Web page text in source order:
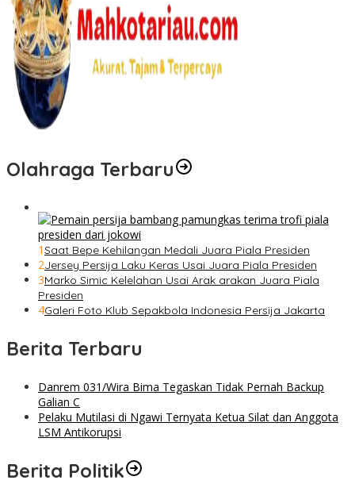
Olahraga Terbaru
1Saat Bepe Kehilangan Medali Juara Piala Presiden
2Jersey Persija Laku Keras Usai Juara Piala Presiden
3Marko Simic Kelelahan Usai Arak arakan Juara Piala
Presiden
4Galeri Foto Klub Sepakbola Indonesia Persija Jakarta
Berita Terbaru
Danrem 031/Wira Bima Tegaskan Tidak Pernah Backup
Galian C
Pelaku Mutilasi di Ngawi Ternyata Ketua Silat dan Anggota
LSM Antikorupsi
Berita Politik